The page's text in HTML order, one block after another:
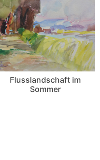
Flusslandschaft im
Sommer